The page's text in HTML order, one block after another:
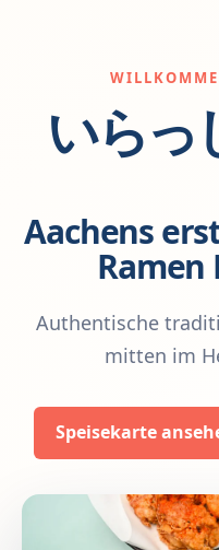
いらっ
Aachens
Ramen
Authentische
mitten im
Speisekarte